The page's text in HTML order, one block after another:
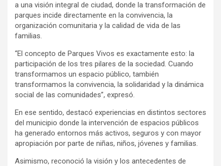
a una visión integral de ciudad, donde la transformación de
parques incide directamente en la convivencia, la
organización comunitaria y la calidad de vida de las
familias.
“El concepto de Parques Vivos es exactamente esto: la
participación de los tres pilares de la sociedad. Cuando
transformamos un espacio público, también
transformamos la convivencia, la solidaridad y la dinámica
social de las comunidades”, expresó.
En ese sentido, destacó experiencias en distintos sectores
del municipio donde la intervención de espacios públicos
ha generado entornos más activos, seguros y con mayor
apropiación por parte de niñas, niños, jóvenes y familias.
Asimismo, reconoció la visión y los antecedentes de